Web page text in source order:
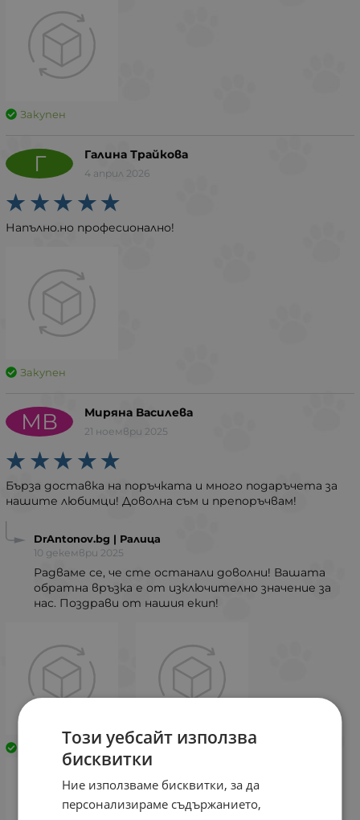
Закупен
Г Галина Трайкова
4 април 2026
Напълно.но професионално!
Закупен
МВ Миряна Василева
21 ноември 2025
Бърза доставка на поръчката и много подаръчета за
нашите любимци! Доволна съм и препоръчвам!
DrAntonov.bg | Ралица
10 декември 2025
Радваме се, че сте останали доволни! Вашата
обратна връзка е от изключително значение за
нас. Поздрави от нашия екип!
Закупен Закупен
Този уебсайт използва
бисквитки
Ние използваме бисквитки, за да
персонализираме съдържанието,